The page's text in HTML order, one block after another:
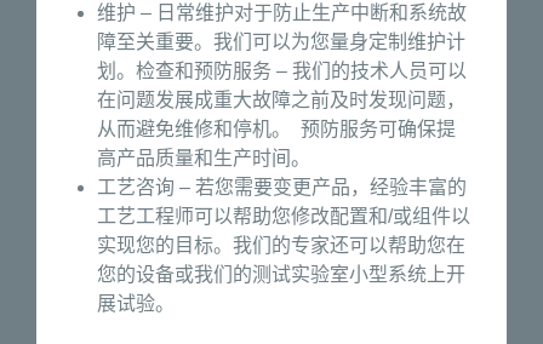
维护 – 日常维护对于防止生产中断和系统故
障至关重要。我们可以为您量身定制维护计
划。检查和预防服务 – 我们的技术人员可以
在问题发展成重大故障之前及时发现问题，
从而避免维修和停机。 预防服务可确保提
高产品质量和生产时间。
工艺咨询 – 若您需要变更产品，经验丰富的
工艺工程师可以帮助您修改配置和/或组件以
实现您的目标。我们的专家还可以帮助您在
您的设备或我们的测试实验室小型系统上开
展试验。